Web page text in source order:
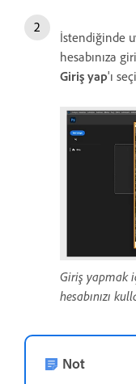
İstendiğinde
hesabınıza
Giriş yap'ı
Giriş yapmak
hesabınızı
Not